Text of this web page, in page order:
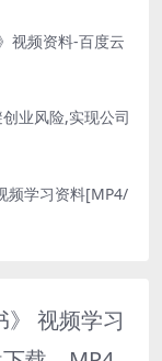
视频资料-百度云
业风险,实现公司
频学习资料[MP4/
》 视频学习